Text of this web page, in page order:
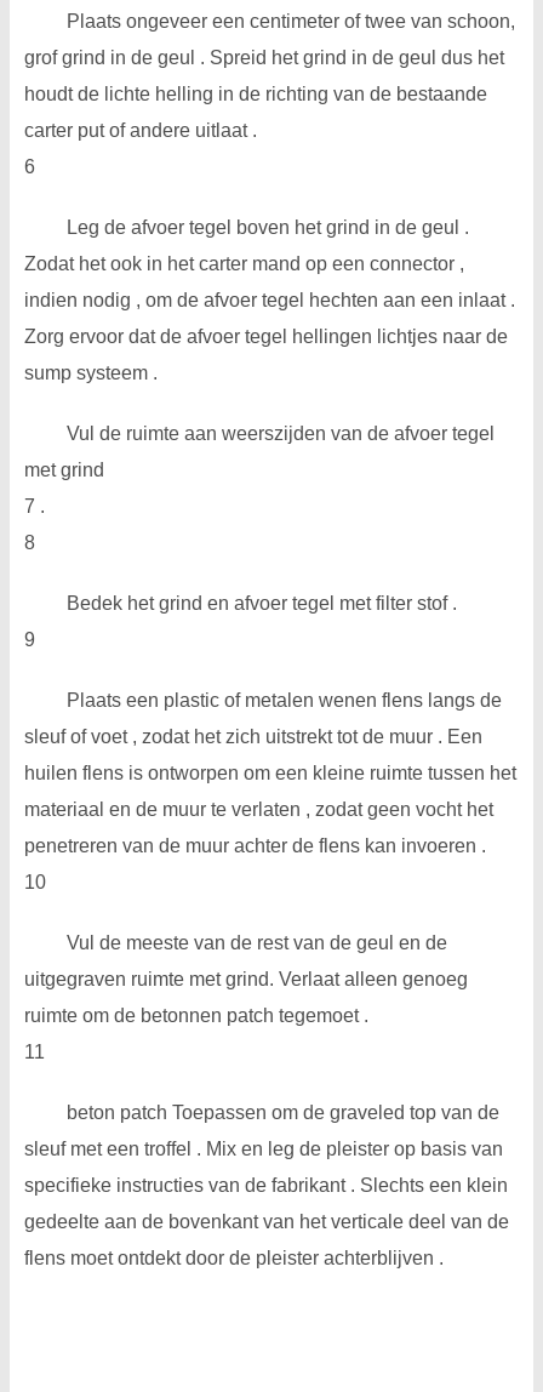
Plaats ongeveer een centimeter of twee van schoon,
grof grind in de geul . Spreid het grind in de geul dus het
houdt de lichte helling in de richting van de bestaande
carter put of andere uitlaat .
6
Leg de afvoer tegel boven het grind in de geul .
Zodat het ook in het carter mand op een connector ,
indien nodig , om de afvoer tegel hechten aan een inlaat .
Zorg ervoor dat de afvoer tegel hellingen lichtjes naar de
sump systeem .
Vul de ruimte aan weerszijden van de afvoer tegel
met grind
7 .
8
Bedek het grind en afvoer tegel met filter stof .
9
Plaats een plastic of metalen wenen flens langs de
sleuf of voet , zodat het zich uitstrekt tot de muur . Een
huilen flens is ontworpen om een ​​kleine ruimte tussen het
materiaal en de muur te verlaten , zodat geen vocht het
penetreren van de muur achter de flens kan invoeren .
10
Vul de meeste van de rest van de geul en de
uitgegraven ruimte met grind. Verlaat alleen genoeg
ruimte om de betonnen patch tegemoet .
11
beton patch Toepassen om de graveled top van de
sleuf met een troffel . Mix en leg de pleister op basis van
specifieke instructies van de fabrikant . Slechts een klein
gedeelte aan de bovenkant van het verticale deel van de
flens moet ontdekt door de pleister achterblijven .